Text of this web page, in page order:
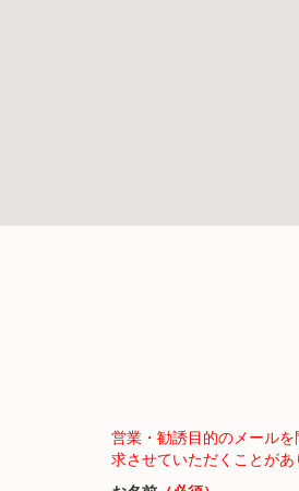
営業・勧誘目的のメール
求させていただくことがあ